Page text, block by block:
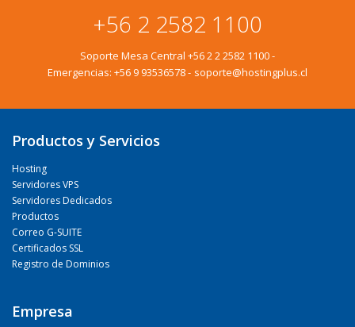
+56 2 2582 1100
Soporte Mesa Central +56 2 2 2582 1100-
Emergencias: +56 9 93536578- soporte@hostingplus.cl
Productos y Servicios
Hosting
Servidores VPS
Servidores Dedicados
Productos
Correo G-SUITE
Certificados SSL
Registro de Dominios
Empresa